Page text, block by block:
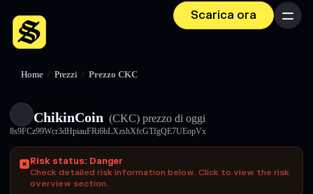
Scarica ora Menu
Home / Prezzi / Prezzo CKC
ChikinCoin (CKC) prezzo di oggi
8s9FCz99Wcr3dHpiauFRi6bLXzshXfcGTfgQE7UEopVx
Risk status: Danger
Check detailed risk information below. Click to view the risk
overview section.